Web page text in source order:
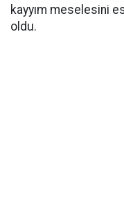
kayyım meselesini
oldu.